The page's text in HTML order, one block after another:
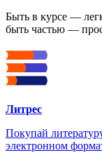
Быть в курсе —
быть частью —
Литрес
Покупай
электронном